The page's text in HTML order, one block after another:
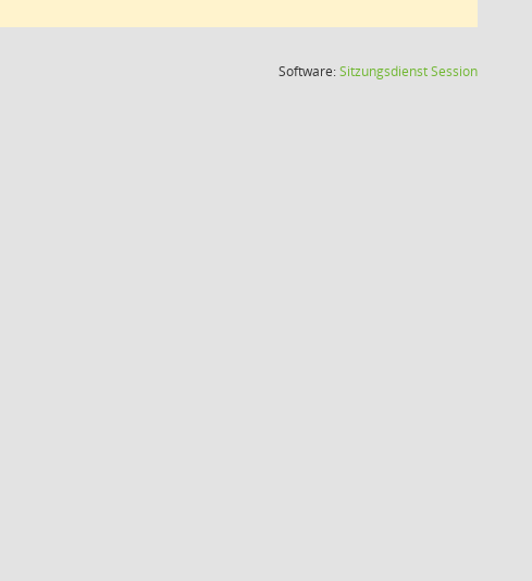
Software:SitzungsdienstSession(Wird in